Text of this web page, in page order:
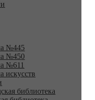
№445
№450
№611
искусств
библиотека